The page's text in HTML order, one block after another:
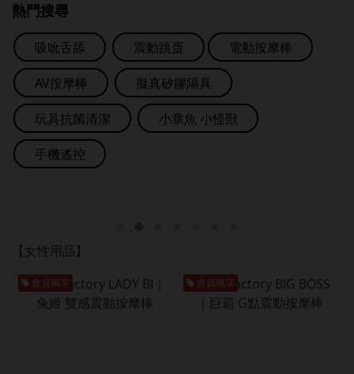
熱門搜尋
吸吮舌舔 震動跳蛋 電動按摩棒
AV按摩棒 擬真矽膠陽具
玩具抗菌清潔 小章魚 小怪獸
手機遙控
【女性用品】
會員獨享 會員獨享